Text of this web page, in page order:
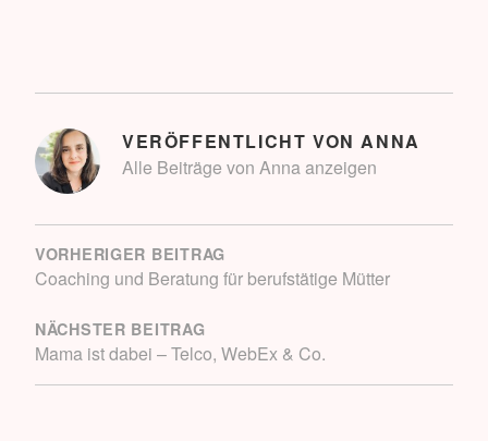
VERÖFFENTLICHT VONANNA
Alle Beiträge von Anna anzeigen
BEITRAGSNAVIGATION
VORHERIGER BEITRAG
Coaching und Beratung für berufstätige Mütter
NÄCHSTER BEITRAG
Mama ist dabei – Telco, WebEx & Co.